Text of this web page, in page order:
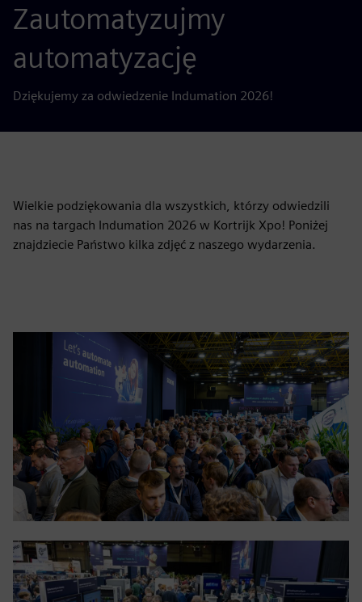
Zautomatyzujmy
automatyzację
Dziękujemy za odwiedzenie Indumation 2026!
Wielkie podziękowania dla wszystkich, którzy odwiedzili
nas na targach Indumation 2026 w Kortrijk Xpo! Poniżej
znajdziecie Państwo kilka zdjęć z naszego wydarzenia.